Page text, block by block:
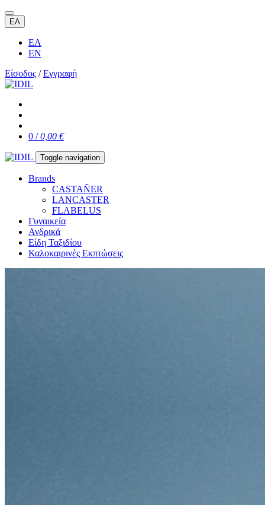
ΕΛ
ΕΛ
EN
Είσοδος /Εγγραφή
0 /0,00 €
Toggle navigation
Brands
CASTAÑER
LANCASTER
FLABELUS
Γυναικεία
Ανδρικά
Είδη Ταξιδίου
Καλοκαιρινές Εκπτώσεις